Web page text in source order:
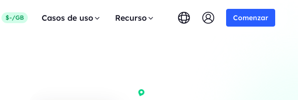
$-/GB Casos de uso Recurso Comenzar